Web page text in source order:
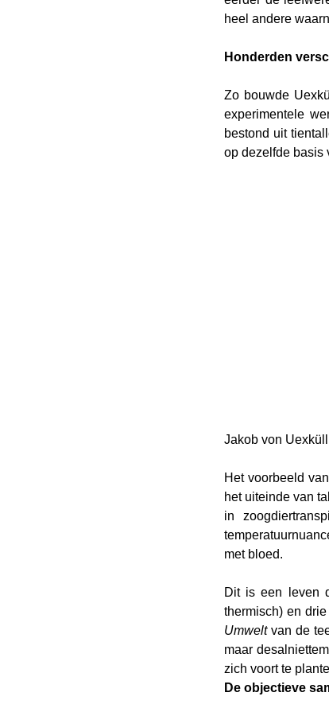
heel andere
Honderden
Zo bouwde
experimentele
bestond uit
op dezelfde basis
Jakob von
Het voorbeeld
het uiteinde van
in
met bloed.
Dit is een leven
Umwelt van de
maar
zich voort te
De objectieve